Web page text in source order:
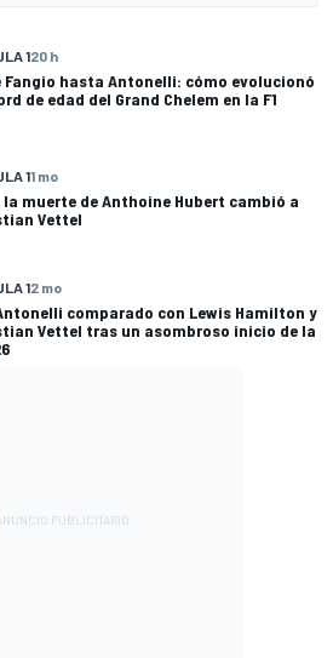
120 h
Fangio hasta Antonelli: cómo evolucionó
de edad del Grand Chelem en la F1
11 mo
la muerte de Anthoine Hubert cambió a
Vettel
12 mo
comparado con Lewis Hamilton y
Vettel tras un asombroso inicio de la